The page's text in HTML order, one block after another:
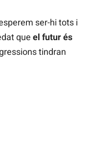
ser-hi tots i
que el futur és
tindran